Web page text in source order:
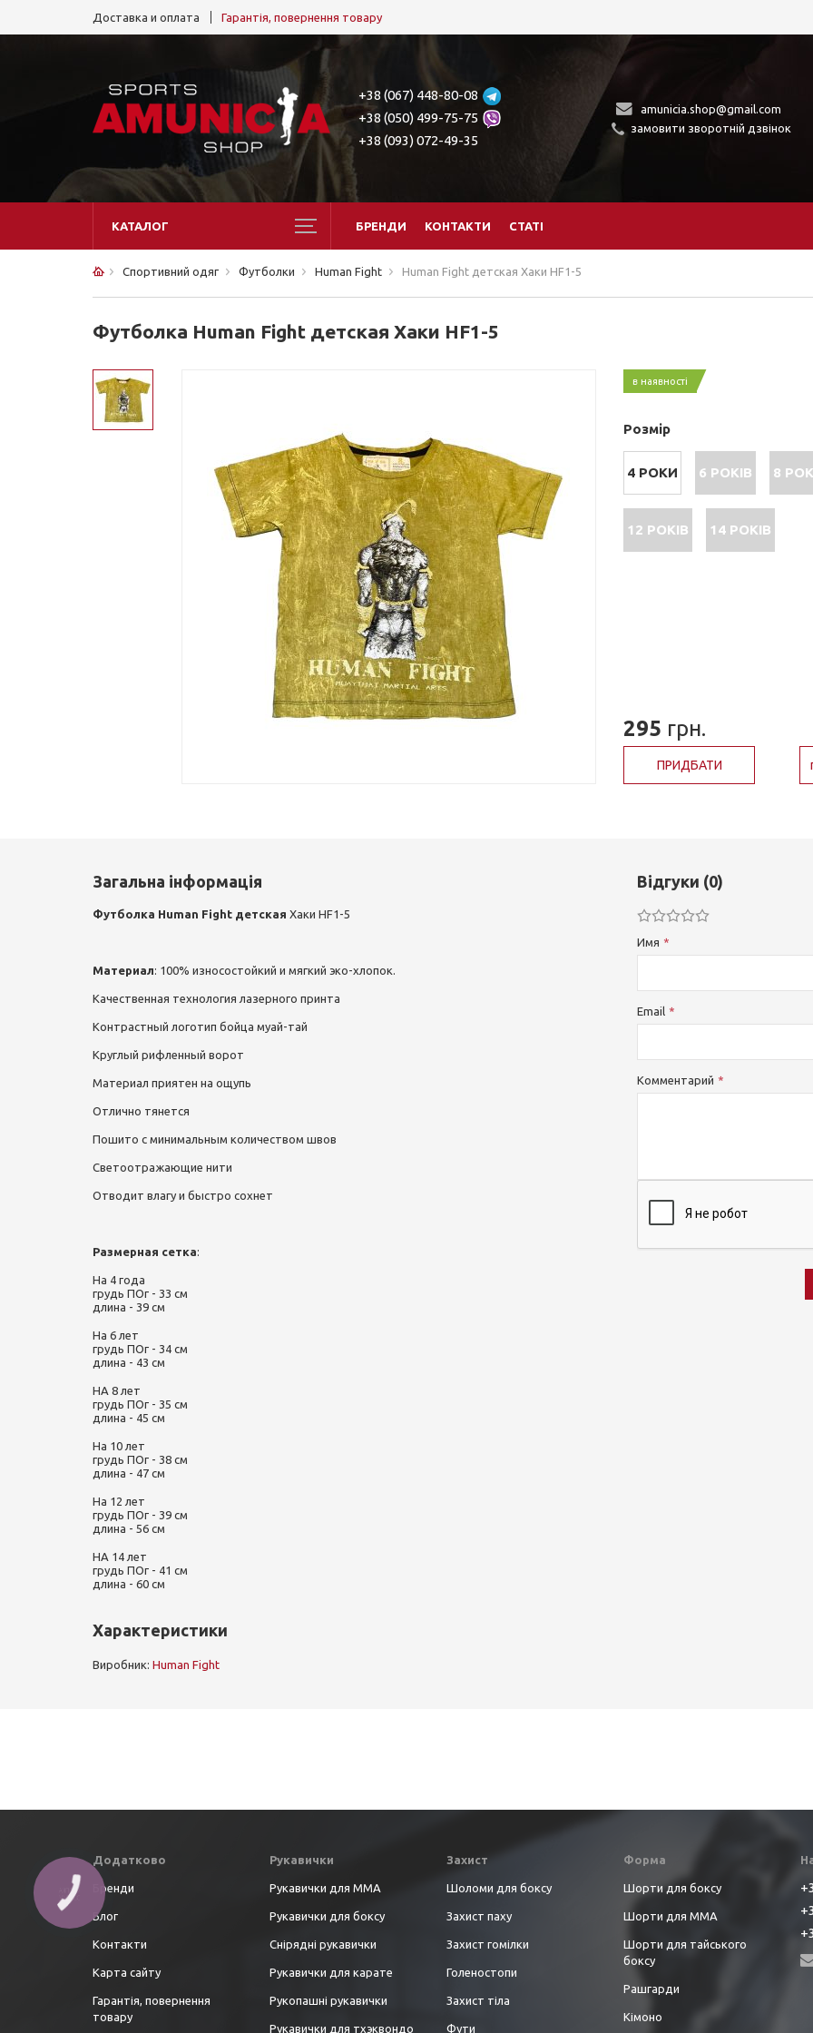
Доставка и оплата Гарантія, повернення товару
+38 (067) 448-80-08
+38 (050) 499-75-75
+38 (093) 072-49-35
amunicia.shop@gmail.com
замовити зворотній дзвінок
КАТАЛОГ БРЕНДИ КОНТАКТИ СТАТІ
Спортивний одяг Футболки Human Fight Human Fight детская Хаки HF1-5
Футболка Human Fight детская Хаки HF1-5
в наявності
Розмір
4 РОКИ 6 РОКІВ 8
12 РОКІВ 14 РОКІВ
295 грн.
ПРИДБАТИ
Загальна інформація
Футболка Human Fight детская Хаки HF1-5
Материал: 100% износостойкий и мягкий эко-хлопок.
Качественная технология лазерного принта
Контрастный логотип бойца муай-тай
Круглый рифленный ворот
Материал приятен на ощупь
Отлично тянется
Пошито с минимальным количеством швов
Светоотражающие нити
Отводит влагу и быстро сохнет
Размерная сетка:
На 4 года
грудь ПОг - 33 см
длина - 39 см
На 6 лет
грудь ПОг - 34 см
длина - 43 см
НА 8 лет
грудь ПОг - 35 см
длина - 45 см
На 10 лет
грудь ПОг - 38 см
длина - 47 см
На 12 лет
грудь ПОг - 39 см
длина - 56 см
НА 14 лет
грудь ПОг - 41 см
длина - 60 см
Характеристики
Виробник: Human Fight
Відгуки (0)
Имя
Email
Комментарий
Додатково
Бренди
Блог
Контакти
Карта сайту
Гарантія, повернення
товару
Рукавички
Рукавички для ММА
Рукавички для боксу
Снірядні рукавички
Рукавички для карате
Рукопашні рукавички
Рукавички для тхэквондо
Захист
Шоломи для боксу
Захист паху
Захист гомілки
Голеностопи
Захист тіла
Фути
Форма
Шорти для боксу
Шорти для ММА
Шорти для тайського
боксу
Рашгарди
Кімоно